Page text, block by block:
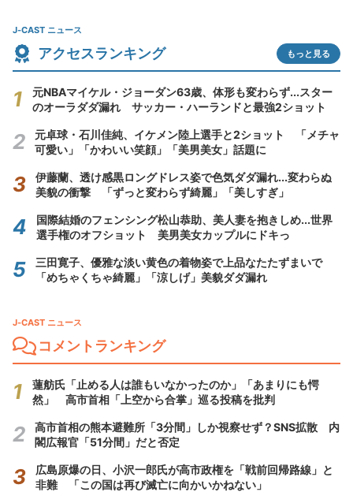
J-CAST ニュース
アクセスランキング もっと見る
元NBAマイケル・ジョーダン63歳、体形も変わらず...スター
のオーラダダ漏れ サッカー・ハーランドと最強2ショット
元卓球・石川佳純、イケメン陸上選手と2ショット 「メチャ
可愛い」「かわいい笑顔」「美男美女」話題に
伊藤蘭、透け感黒ロングドレス姿で色気ダダ漏れ...変わらぬ
美貌の衝撃 「ずっと変わらず綺麗」「美しすぎ」
国際結婚のフェンシング松山恭助、美人妻を抱きしめ...世界
選手権のオフショット 美男美女カップルにドキっ
三田寛子、優雅な淡い黄色の着物姿で上品なたたずまいで
「めちゃくちゃ綺麗」「涼しげ」美貌ダダ漏れ
J-CAST ニュース
コメントランキング
蓮舫氏「止める人は誰もいなかったのか」「あまりにも愕
然」 高市首相「上空から合掌」巡る投稿を批判
高市首相の熊本避難所「3分間」しか視察せず？SNS拡散 内
閣広報官「51分間」だと否定
広島原爆の日、小沢一郎氏が高市政権を「戦前回帰路線」と
非難 「この国は再び滅亡に向かいかねない」